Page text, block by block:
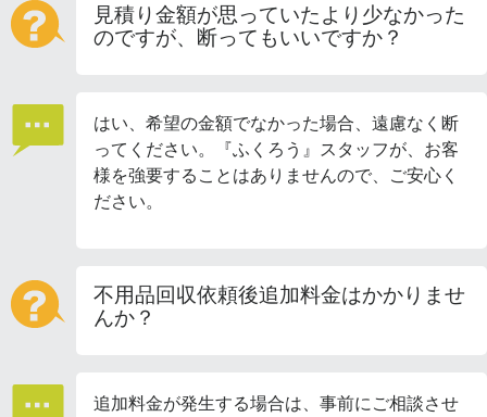
見積り金額が思っていたより少なかった
のですが、断ってもいいですか？
はい、希望の金額でなかった場合、遠慮なく断
ってください。『ふくろう』スタッフが、お客
様を強要することはありませんので、ご安心く
ださい。
不用品回収依頼後追加料金はかかりませ
んか？
追加料金が発生する場合は、事前にご相談させ